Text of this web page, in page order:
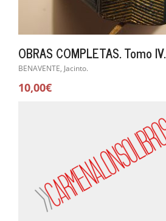
OBRAS COMPLETAS. Tomo IV.
BENAVENTE, Jacinto.
10,00€